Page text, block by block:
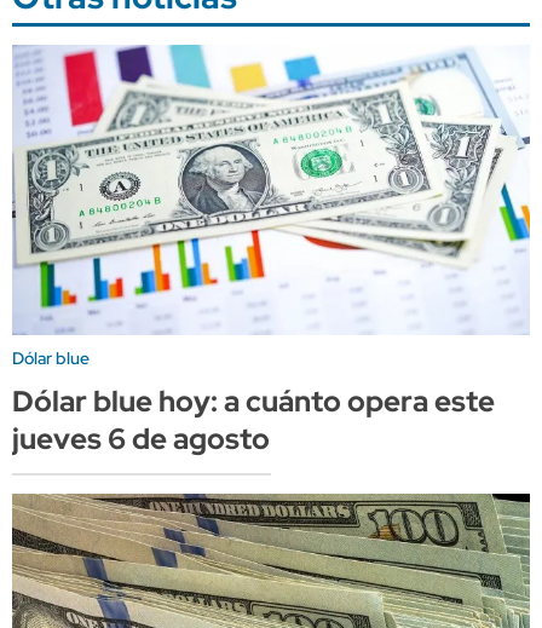
Dólar blue
Dólar blue hoy: a cuánto opera este
jueves 6 de agosto